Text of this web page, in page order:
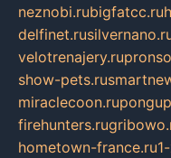
neznobi.rubigfatcc.ru
delfinet.ru
velotrenajery.ru
show-pets.ru
miraclecoon.ru
firehunters.ru
hometown-france.ru